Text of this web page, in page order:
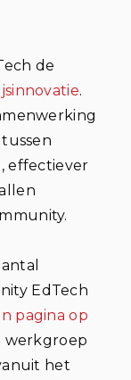
de
.
effectiever
EdTech
pagina op
werkgroep
het